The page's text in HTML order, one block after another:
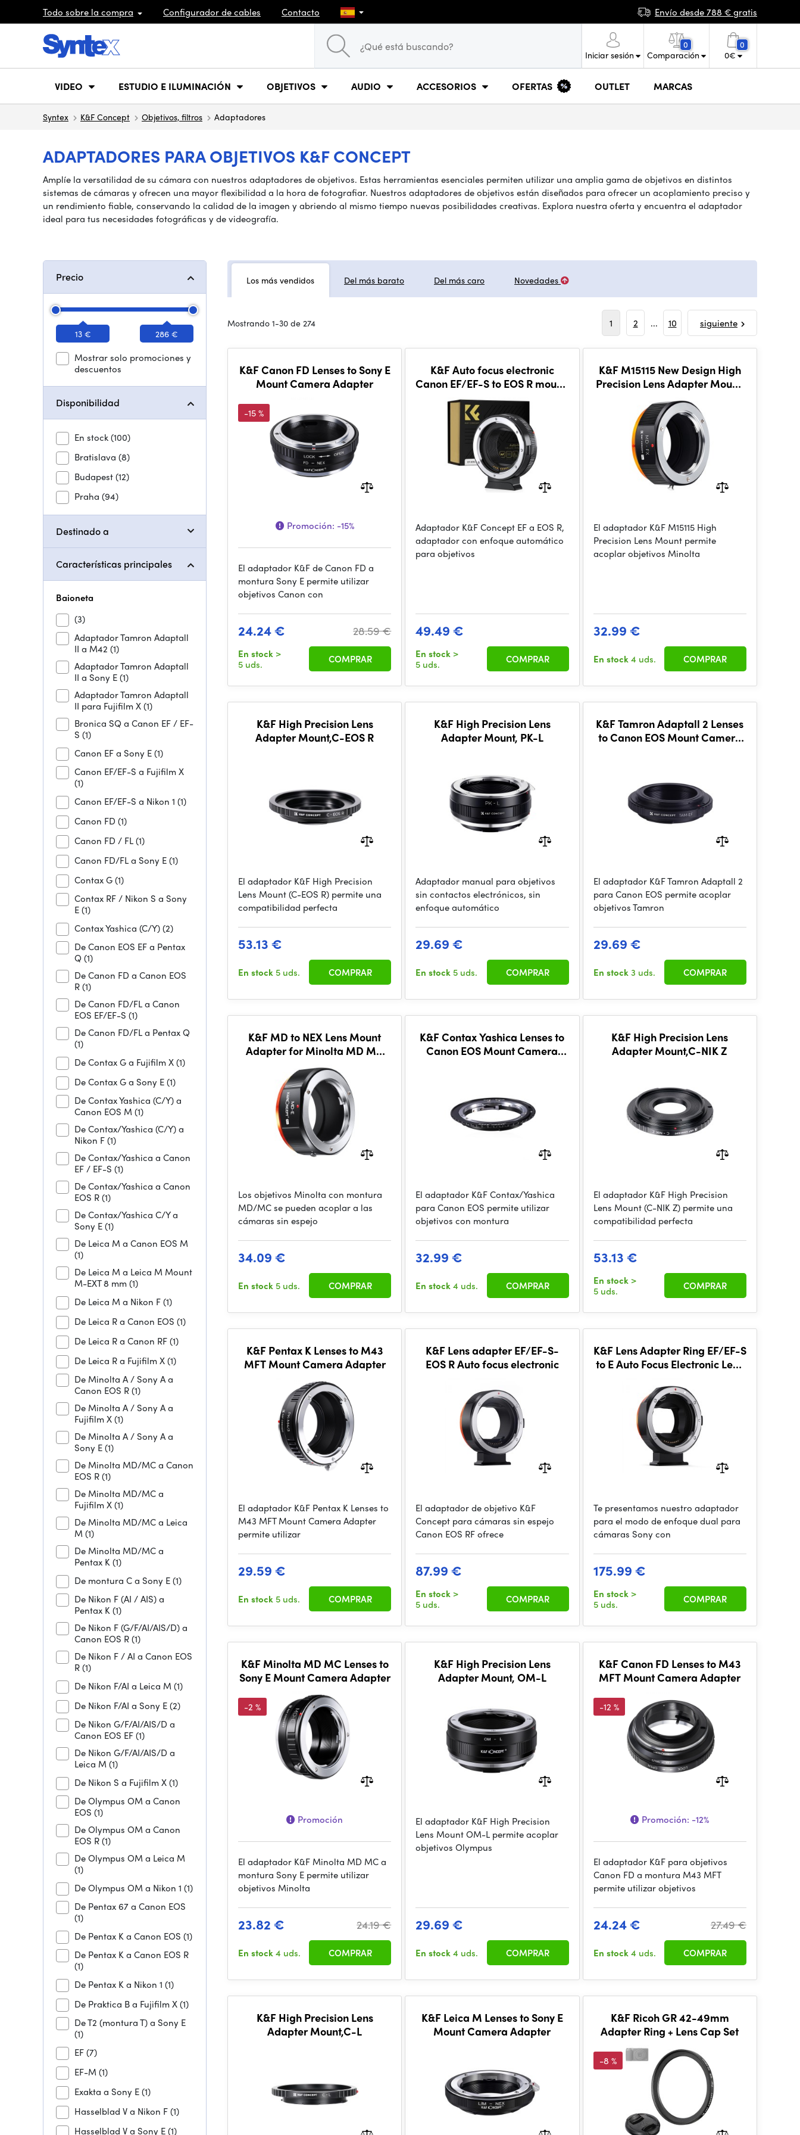
Todo sobre la compra Configurador de cables Contacto Envío desde 788 € gratis
Iniciar sesión
0
Comparación
0
0€
VIDEO ESTUDIO E ILUMINACIÓN OBJETIVOS AUDIO ACCESORIOS OFERTAS OUTLET MARCAS
Syntex K&F Concept Objetivos, filtros Adaptadores
ADAPTADORES PARA OBJETIVOS K&F CONCEPT
Amplíe la versatilidad de su cámara con nuestros adaptadores de objetivos. Estas herramientas esenciales permiten utilizar una amplia gama de objetivos en distintos
sistemas de cámaras y ofrecen una mayor flexibilidad a la hora de fotografiar. Nuestros adaptadores de objetivos están diseñados para ofrecer un acoplamiento preciso y
un rendimiento fiable, conservando la calidad de la imagen y abriendo al mismo tiempo nuevas posibilidades creativas. Explora nuestra oferta y encuentra el adaptador
ideal para tus necesidades fotográficas y de videografía.
Precio
13 € 286 €
Mostrar solo promociones y
descuentos
Disponibilidad
En stock(100)
Bratislava (8)
Budapest(12)
Praha (94)
Destinado a
Características principales
Baioneta
(3)
Adaptador Tamron Adaptall
II a M42 (1)
Adaptador Tamron Adaptall
II a Sony E(1)
Adaptador Tamron Adaptall
II para Fujifilm X(1)
Bronica SQ a Canon EF / EF-
S (1)
Canon EF a Sony E(1)
Canon EF/EF-S a Fujifilm X
(1)
Canon EF/EF-S a Nikon 1 (1)
Canon FD (1)
Canon FD / FL(1)
Canon FD/FL a Sony E(1)
Contax G(1)
Contax RF / Nikon S a Sony
E(1)
Contax Yashica (C/Y)(2)
De Canon EOS EF a Pentax
Q(1)
De Canon FD a Canon EOS
R(1)
De Canon FD/FL a Canon
EOS EF/EF-S (1)
De Canon FD/FL a Pentax Q
(1)
De Contax G a Fujifilm X(1)
De Contax G a Sony E(1)
De Contax Yashica (C/Y) a
Canon EOS M(1)
De Contax/Yashica (C/Y) a
Nikon F(1)
De Contax/Yashica a Canon
EF / EF-S (1)
De Contax/Yashica a Canon
EOS R(1)
De Contax/Yashica C/Y a
Sony E(1)
De Leica M a Canon EOS M
(1)
De Leica M a Leica M Mount
M-EXT 8 mm(1)
De Leica M a Nikon F(1)
De Leica R a Canon EOS (1)
De Leica R a Canon RF(1)
De Leica R a Fujifilm X(1)
De Minolta A / Sony A a
Canon EOS R(1)
De Minolta A / Sony A a
Fujifilm X(1)
De Minolta A / Sony A a
Sony E(1)
De Minolta MD/MC a Canon
EOS R(1)
De Minolta MD/MC a
Fujifilm X(1)
De Minolta MD/MC a Leica
M(1)
De Minolta MD/MC a
Pentax K(1)
De montura C a Sony E(1)
De Nikon F (AI / AIS) a
Pentax K(1)
De Nikon F (G/F/AI/AIS/D) a
Canon EOS R(1)
De Nikon F / AI a Canon EOS
R(1)
De Nikon F/AI a Leica M(1)
De Nikon F/AI a Sony E(2)
De Nikon G/F/AI/AIS/D a
Canon EOS EF(1)
De Nikon G/F/AI/AIS/D a
Leica M(1)
De Nikon S a Fujifilm X(1)
De Olympus OM a Canon
EOS (1)
De Olympus OM a Canon
EOS R(1)
De Olympus OM a Leica M
(1)
De Olympus OM a Nikon 1 (1)
De Pentax 67 a Canon EOS
(1)
De Pentax K a Canon EOS (1)
De Pentax K a Canon EOS R
(1)
De Pentax K a Nikon 1 (1)
De Praktica B a Fujifilm X(1)
De T2 (montura T) a Sony E
(1)
EF(7)
EF-M(1)
Exakta a Sony E(1)
Hasselblad V a Nikon F(1)
Hasselblad V a Sony E(1)
Los más vendidos Del más barato Del más caro Novedades
Mostrando 1-30 de 274 1 2 ... 10 siguiente
K&F Canon FD Lenses to Sony E
Mount Camera Adapter
-15 %
Promoción: -15%
El adaptador K&F de Canon FD a
montura Sony E permite utilizar
objetivos Canon con
24.24 € 28.59 €
En stock >
5 uds.
COMPRAR
K&F Auto focus electronic
Canon EF/EF-S to EOS R mount,
with Caps
Adaptador K&F Concept EF a EOS R,
adaptador con enfoque automático
para objetivos
49.49 €
En stock >
5 uds.
COMPRAR
K&F M15115 New Design High
Precision Lens Adapter Mount,
MD-FX
El adaptador K&F M15115 High
Precision Lens Mount permite
acoplar objetivos Minolta
32.99 €
En stock4 uds. COMPRAR
K&F High Precision Lens
Adapter Mount,C-EOS R
El adaptador K&F High Precision
Lens Mount (C-EOS R) permite una
compatibilidad perfecta
53.13 €
En stock 5 uds. COMPRAR
K&F High Precision Lens
Adapter Mount, PK-L
Adaptador manual para objetivos
sin contactos electrónicos, sin
enfoque automático
29.69 €
En stock 5 uds. COMPRAR
K&F Tamron Adaptall 2 Lenses
to Canon EOS Mount Camera
El adaptador K&F Tamron Adaptall 2
para Canon EOS permite acoplar
objetivos Tamron
29.69 €
En stock3 uds. COMPRAR
K&F MD to NEX Lens Mount
Adapter for Minolta MD MC
Mount Lens to NEX E Mount
Mirrorless Cameras for
Los objetivos Minolta con montura
MD/MC se pueden acoplar a las
cámaras sin espejo
34.09 €
En stock 5 uds. COMPRAR
K&F Contax Yashica Lenses to
Canon EOS Mount Camera
El adaptador K&F Contax/Yashica
para Canon EOS permite utilizar
objetivos con montura
32.99 €
En stock4 uds. COMPRAR
K&F High Precision Lens
Adapter Mount,C-NIK Z
El adaptador K&F High Precision
Lens Mount (C-NIK Z) permite una
compatibilidad perfecta
53.13 €
En stock >
5 uds.
COMPRAR
K&F Pentax K Lenses to M43
MFT Mount Camera Adapter
El adaptador K&F Pentax K Lenses to
M43 MFT Mount Camera Adapter
permite utilizar
29.59 €
En stock 5 uds. COMPRAR
K&F Lens adapter EF/EF-S-
EOS R Auto focus electronic
El adaptador de objetivo K&F
Concept para cámaras sin espejo
Canon EOS RF ofrece
87.99 €
En stock >
5 uds.
COMPRAR
K&F Lens Adapter Ring EF/EF-S
to E Auto Focus Electronic Lens
Te presentamos nuestro adaptador
para el modo de enfoque dual para
cámaras Sony con
175.99 €
En stock >
5 uds.
COMPRAR
K&F Minolta MD MC Lenses to
Sony E Mount Camera Adapter
-2 %
Promoción
El adaptador K&F Minolta MD MC a
montura Sony E permite utilizar
objetivos Minolta
23.82 € 24.19 €
En stock4 uds. COMPRAR
K&F High Precision Lens
Adapter Mount, OM-L
El adaptador K&F High Precision
Lens Mount OM-L permite acoplar
objetivos Olympus
29.69 €
En stock4 uds. COMPRAR
K&F Canon FD Lenses to M43
MFT Mount Camera Adapter
-12 %
Promoción: -12%
El adaptador K&F para objetivos
Canon FD a montura M43 MFT
permite utilizar objetivos
24.24 € 27.49 €
En stock4 uds. COMPRAR
K&F High Precision Lens
Adapter Mount,C-L
K&F Leica M Lenses to Sony E
Mount Camera Adapter
K&F Ricoh GR 42-49mm
Adapter Ring + Lens Cap Set
-8 %